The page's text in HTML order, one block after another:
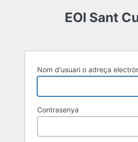
EOI Sant
Nom d'usuari o adreça
Contrasenya